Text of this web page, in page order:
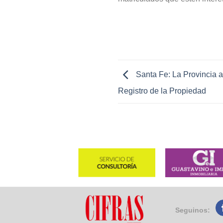
Santa Fe: La Provincia
Registro de la Propiedad
Seguinos: